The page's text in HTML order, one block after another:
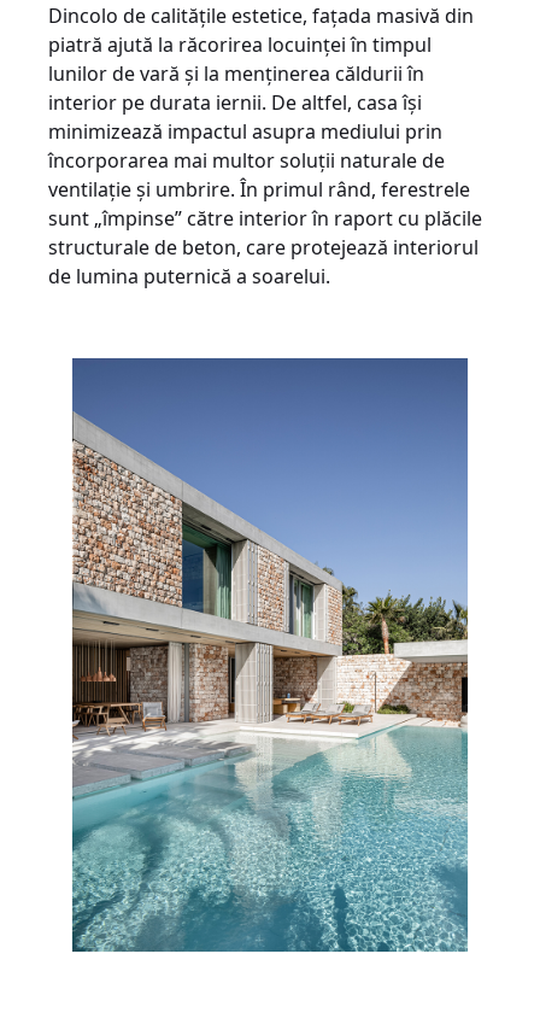
Dincolo de calitățile estetice, fațada masivă din
piatră ajută la răcorirea locuinței în timpul
lunilor de vară și la menținerea căldurii în
interior pe durata iernii. De altfel, casa își
minimizează impactul asupra mediului prin
încorporarea mai multor soluții naturale de
ventilație și umbrire. În primul rând, ferestrele
sunt „împinse” către interior în raport cu plăcile
structurale de beton, care protejează interiorul
de lumina puternică a soarelui.